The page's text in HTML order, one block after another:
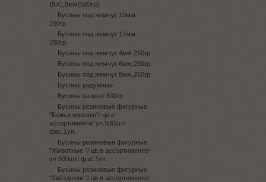
BUC,8мм(500гр)
Бусины под жемчуг 10мм
250гр.
Бусины под жемчуг 12мм
250гр
Бусины под жемчуг 4мм.250гр.
Бусины под жемчуг 6мм,250гр.
Бусины под жемчуг 8мм,250гр
Бусины радужные
Бусины разные 500гр
Бусины резиновые фигурные
"Божьи коровки"/ цв.в
ассортименте/ уп.500шт/
фас.1уп.
Бусины резиновые фигурные
"Животные "/ цв.в ассортименте/
уп.500шт/ фас.1уп.
Бусины резиновые фигурные
"Звёздочки "/ цв.в ассортименте/